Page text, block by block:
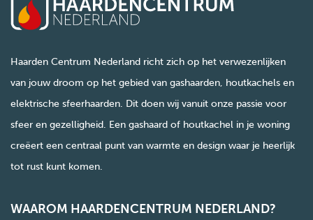
Haarden Centrum Nederland richt zich op het verwezenlijken
van jouw droom op het gebied van gashaarden, houtkachels en
elektrische sfeerhaarden. Dit doen wij vanuit onze passie voor
sfeer en gezelligheid. Een gashaard of houtkachel in je woning
creëert een centraal punt van warmte en design waar je heerlijk
tot rust kunt komen.
WAAROM HAARDENCENTRUM NEDERLAND?